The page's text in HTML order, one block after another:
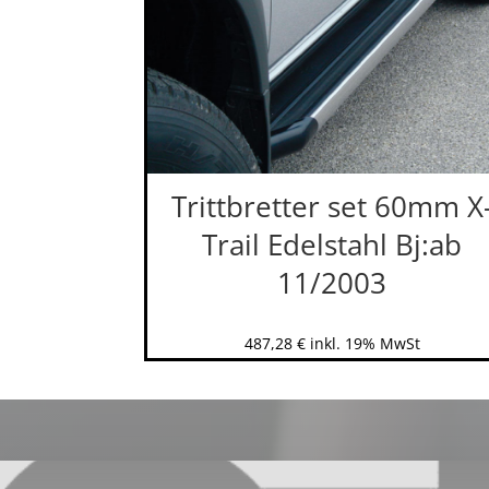
Trittbretter set 60mm
Trail Edelstahl Bj:ab
11/2003
487,28 € inkl. 19% MwSt